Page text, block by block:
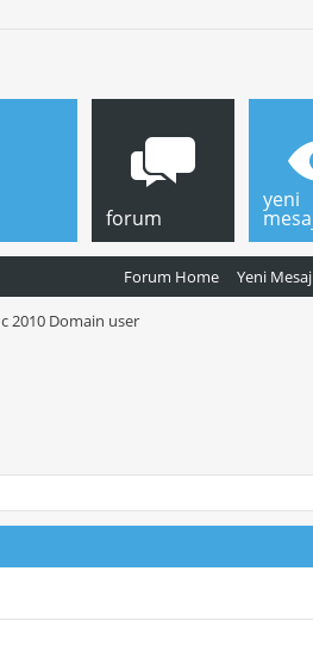
forum
Forum Home Yeni
yeni
2010 Domain user